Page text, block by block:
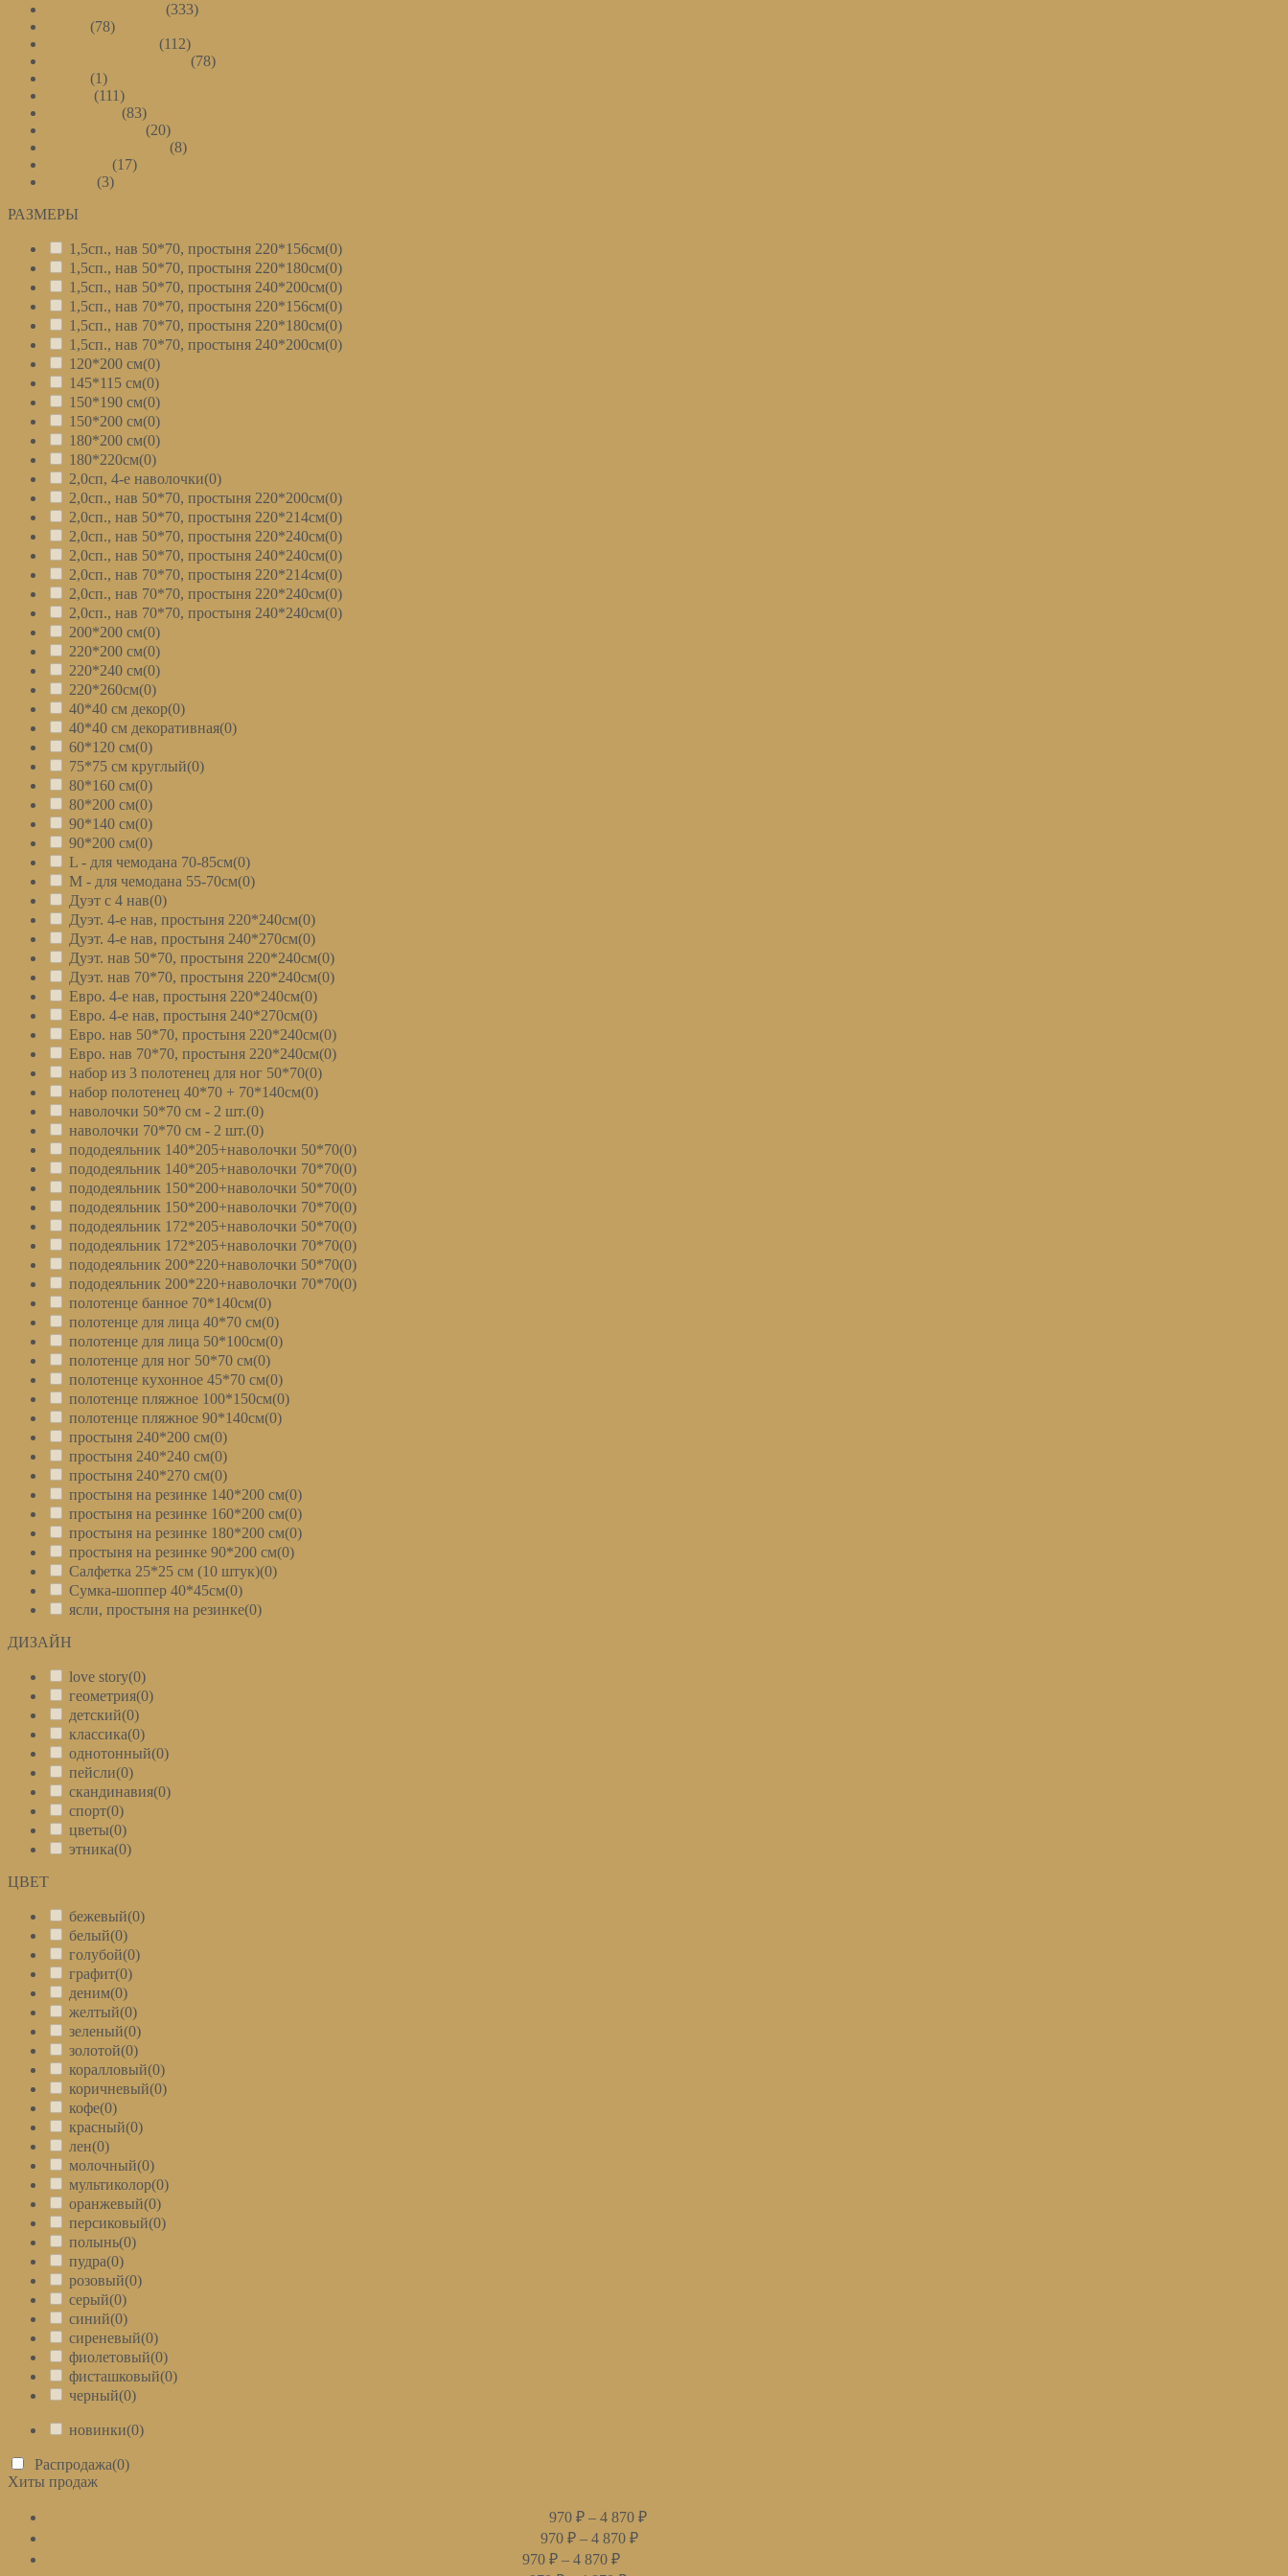
(333)
(78)
(112)
(78)
(1)
(111)
(83)
(20)
(8)
(17)
(3)
РАЗМЕРЫ
1,5сп., нав 50*70, простыня 220*156см(0)
1,5сп., нав 50*70, простыня 220*180см(0)
1,5сп., нав 50*70, простыня 240*200см(0)
1,5сп., нав 70*70, простыня 220*156см(0)
1,5сп., нав 70*70, простыня 220*180см(0)
1,5сп., нав 70*70, простыня 240*200см(0)
120*200 см(0)
145*115 см(0)
150*190 см(0)
150*200 см(0)
180*200 см(0)
180*220см(0)
2,0сп, 4-е наволочки(0)
2,0сп., нав 50*70, простыня 220*200см(0)
2,0сп., нав 50*70, простыня 220*214см(0)
2,0сп., нав 50*70, простыня 220*240см(0)
2,0сп., нав 50*70, простыня 240*240см(0)
2,0сп., нав 70*70, простыня 220*214см(0)
2,0сп., нав 70*70, простыня 220*240см(0)
2,0сп., нав 70*70, простыня 240*240см(0)
200*200 см(0)
220*200 см(0)
220*240 см(0)
220*260см(0)
40*40 см декор(0)
40*40 см декоративная(0)
60*120 см(0)
75*75 см круглый(0)
80*160 см(0)
80*200 см(0)
90*140 см(0)
90*200 см(0)
L - для чемодана 70-85см(0)
M - для чемодана 55-70см(0)
Дуэт с 4 нав(0)
Дуэт. 4-е нав, простыня 220*240см(0)
Дуэт. 4-е нав, простыня 240*270см(0)
Дуэт. нав 50*70, простыня 220*240см(0)
Дуэт. нав 70*70, простыня 220*240см(0)
Евро. 4-е нав, простыня 220*240см(0)
Евро. 4-е нав, простыня 240*270см(0)
Евро. нав 50*70, простыня 220*240см(0)
Евро. нав 70*70, простыня 220*240см(0)
набор из 3 полотенец для ног 50*70(0)
набор полотенец 40*70 + 70*140см(0)
наволочки 50*70 см - 2 шт.(0)
наволочки 70*70 см - 2 шт.(0)
пододеяльник 140*205+наволочки 50*70(0)
пододеяльник 140*205+наволочки 70*70(0)
пододеяльник 150*200+наволочки 50*70(0)
пододеяльник 150*200+наволочки 70*70(0)
пододеяльник 172*205+наволочки 50*70(0)
пододеяльник 172*205+наволочки 70*70(0)
пододеяльник 200*220+наволочки 50*70(0)
пододеяльник 200*220+наволочки 70*70(0)
полотенце банное 70*140см(0)
полотенце для лица 40*70 см(0)
полотенце для лица 50*100см(0)
полотенце для ног 50*70 см(0)
полотенце кухонное 45*70 см(0)
полотенце пляжное 100*150см(0)
полотенце пляжное 90*140см(0)
простыня 240*200 см(0)
простыня 240*240 см(0)
простыня 240*270 см(0)
простыня на резинке 140*200 см(0)
простыня на резинке 160*200 см(0)
простыня на резинке 180*200 см(0)
простыня на резинке 90*200 см(0)
Салфетка 25*25 см (10 штук)(0)
Сумка-шоппер 40*45см(0)
ясли, простыня на резинке(0)
ДИЗАЙН
love story(0)
геометрия(0)
детский(0)
классика(0)
однотонный(0)
пейсли(0)
скандинавия(0)
спорт(0)
цветы(0)
этника(0)
ЦВЕТ
бежевый(0)
белый(0)
голубой(0)
графит(0)
деним(0)
желтый(0)
зеленый(0)
золотой(0)
коралловый(0)
коричневый(0)
кофе(0)
красный(0)
лен(0)
молочный(0)
мультиколор(0)
оранжевый(0)
персиковый(0)
полынь(0)
пудра(0)
розовый(0)
серый(0)
синий(0)
сиреневый(0)
фиолетовый(0)
фисташковый(0)
черный(0)
новинки(0)
Распродажа(0)
Хиты продаж
970 ₽ – 4 870 ₽
970 ₽ – 4 870 ₽
970 ₽ – 4 870 ₽